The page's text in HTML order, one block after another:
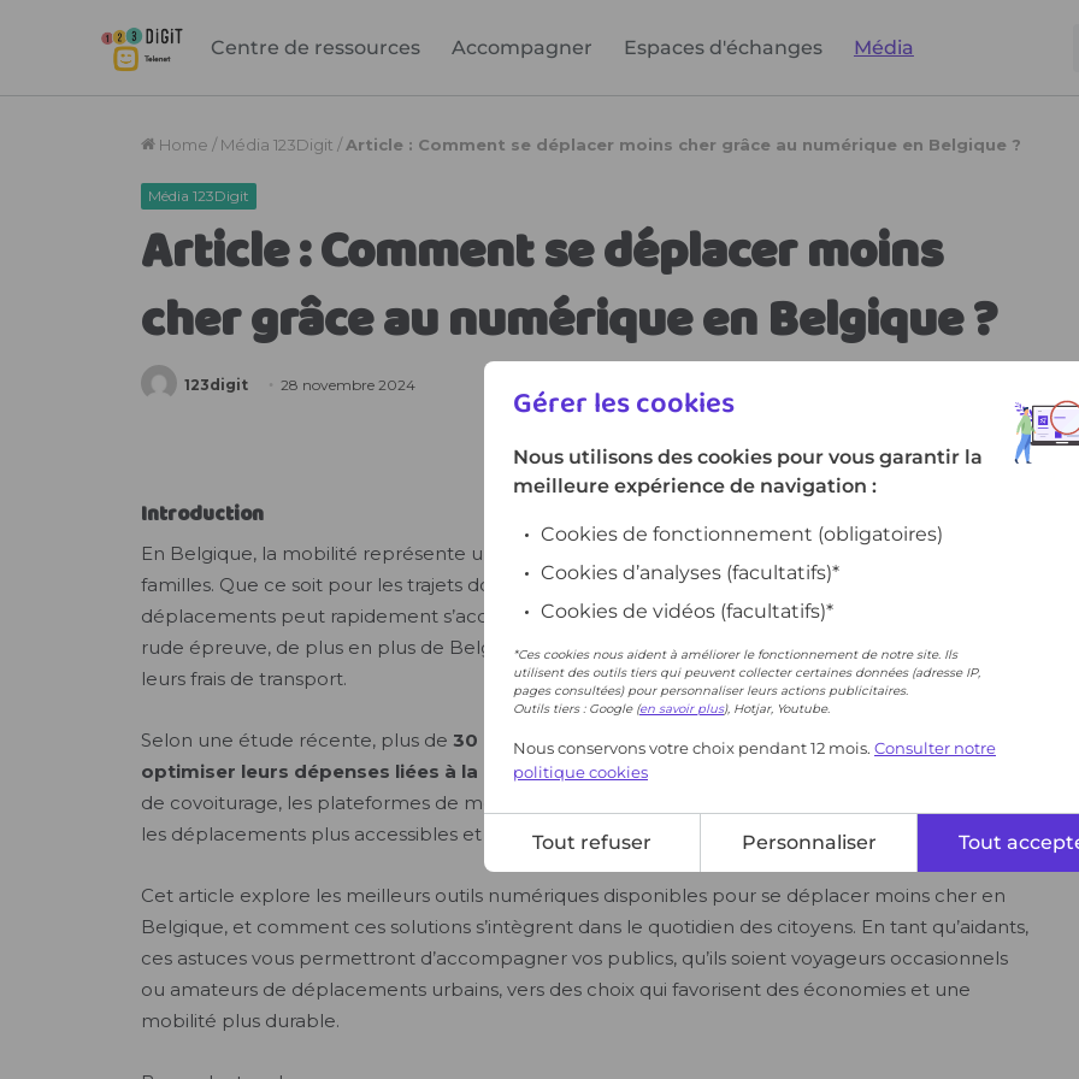
Centre de ressources Accompagner Espaces d'échanges Média
Gérer les cookies
Nous utilisons des cookies pour vous garantir la
meilleure expérience de navigation :
Cookies de fonctionnement (obligatoires)
Cookies d’analyses (facultatifs)*
Cookies de vidéos (facultatifs)*
*Ces cookies nous aident à améliorer le fonctionnement de notre site. Ils
utilisent des outils tiers qui peuvent collecter certaines données (adresse IP,
pages consultées) pour personnaliser leurs actions publicitaires.
Outils tiers : Google (en savoir plus), Hotjar, Youtube.
Nous conservons votre choix pendant 12 mois. Consulter notre
politique cookies
Tout refuser Personnaliser Tout